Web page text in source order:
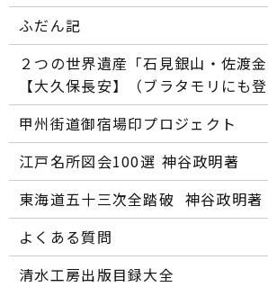
ふだん記
２つの世界遺産「石見銀山・佐渡
【大久保長安】（ブラタモリにも登
甲州街道御宿場印プロジェクト
江戸名所図会100選―― 神谷政明著
東海道五十三次全踏破 ―― 神谷政明著
よくある質問
清水工房出版目録大全